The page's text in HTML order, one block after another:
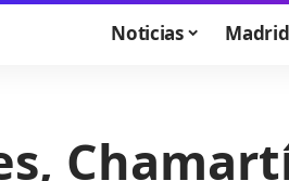
Noticias Madrid